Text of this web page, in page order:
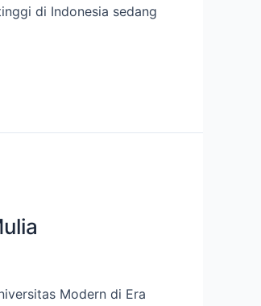
di Indonesia sedang
Modern di Era